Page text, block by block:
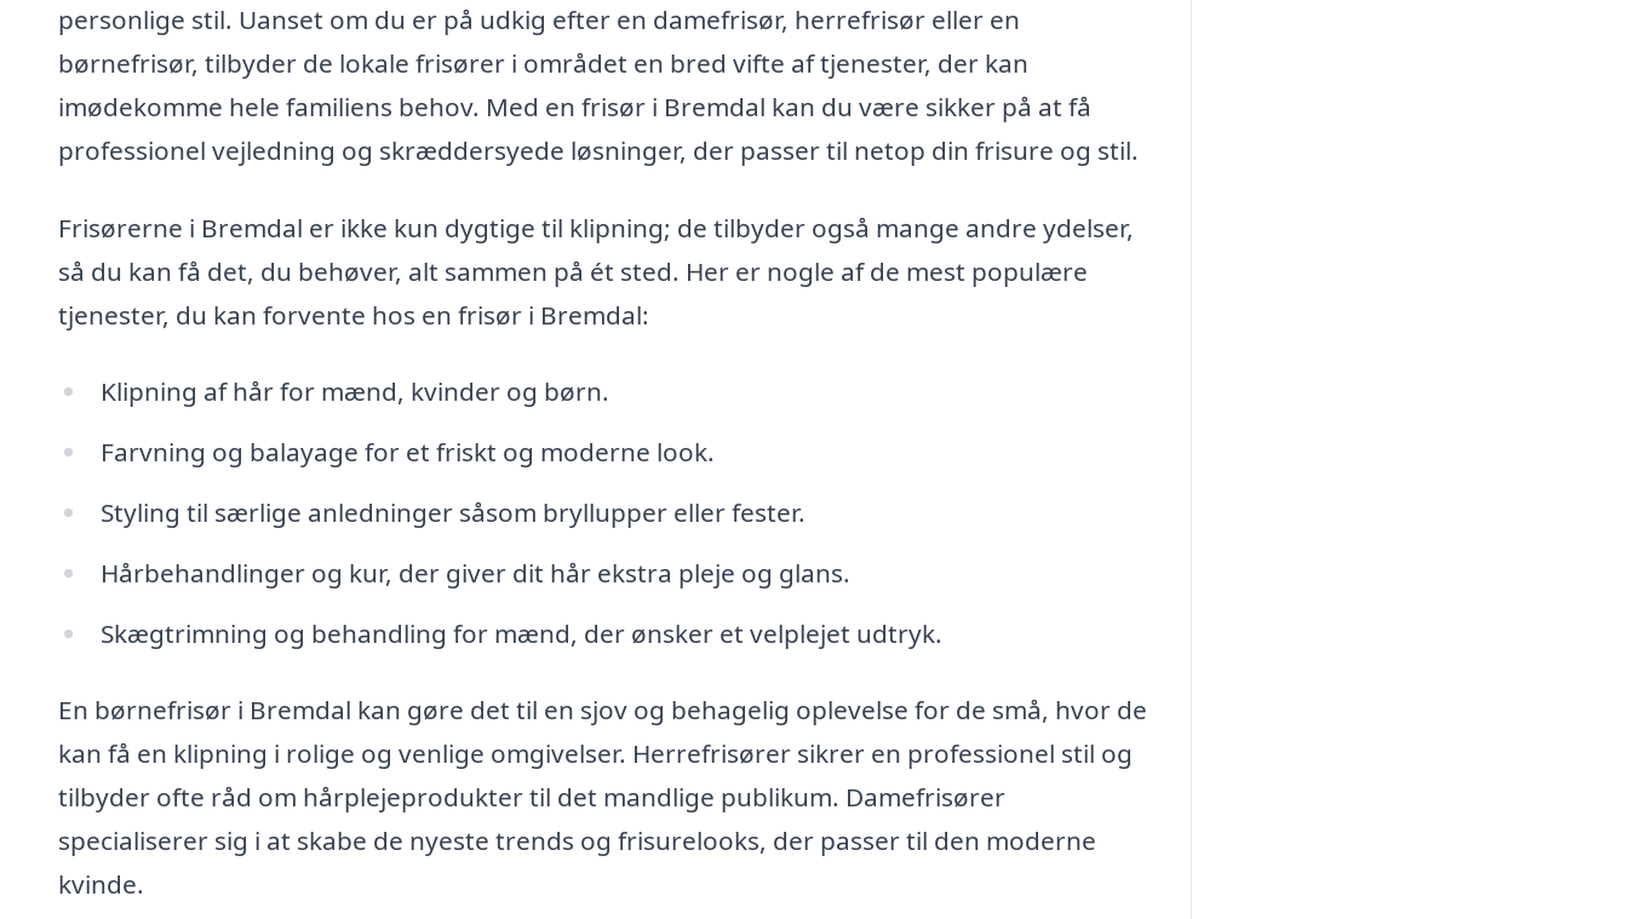
personlige stil. Uanset om du er på udkig efter en damefrisør, herrefrisør eller en
børnefrisør, tilbyder de lokale frisører i området en bred vifte af tjenester, der kan
imødekomme hele familiens behov. Med en frisør i Bremdal kan du være sikker på at få
professionel vejledning og skræddersyede løsninger, der passer til netop din frisure og stil.
Frisørerne i Bremdal er ikke kun dygtige til klipning; de tilbyder også mange andre ydelser,
så du kan få det, du behøver, alt sammen på ét sted. Her er nogle af de mest populære
tjenester, du kan forvente hos en frisør i Bremdal:
Klipning af hår for mænd, kvinder og børn.
Farvning og balayage for et friskt og moderne look.
Styling til særlige anledninger såsom bryllupper eller fester.
Hårbehandlinger og kur, der giver dit hår ekstra pleje og glans.
Skægtrimning og behandling for mænd, der ønsker et velplejet udtryk.
En børnefrisør i Bremdal kan gøre det til en sjov og behagelig oplevelse for de små, hvor de
kan få en klipning i rolige og venlige omgivelser. Herrefrisører sikrer en professionel stil og
tilbyder ofte råd om hårplejeprodukter til det mandlige publikum. Damefrisører
specialiserer sig i at skabe de nyeste trends og frisurelooks, der passer til den moderne
kvinde.